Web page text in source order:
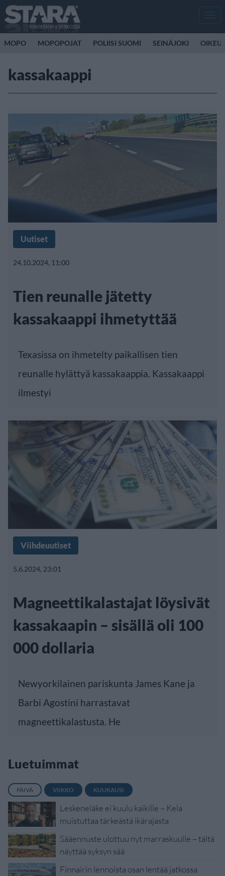
MOPO MOPOPOJAT POLIISI SUOMI SEINÄJOKI
kassakaappi
Uutiset
24.10.2024, 11:00
Tien reunalle jätetty
kassakaappi ihmetyttää
Texasissa on ihmetelty paikallisen tien
reunalle hylättyä kassakaappia. Kassakaappi
ilmestyi
Viihdeuutiset
5.6.2024, 23:01
Magneettikalastajat löysivät
kassakaapin – sisällä oli 100
000 dollaria
Newyorkilainen pariskunta James Kane ja
Barbi Agostini harrastavat
magneettikalastusta. He
Luetuimmat
PÄIVÄ VIIKKO KUUKAUSI
Leskeneläke ei kuulu kaikille – Kela
muistuttaa tärkeästä ikärajasta
Sääennuste ulottuu nyt marraskuulle – tältä
näyttää syksyn sää
Finnairin lennoista osan lentää jatkossa